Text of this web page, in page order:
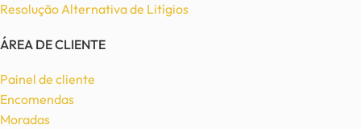
Resolução Alternativa de Litígios
ÁREA DE CLIENTE
Painel de cliente
Encomendas
Moradas